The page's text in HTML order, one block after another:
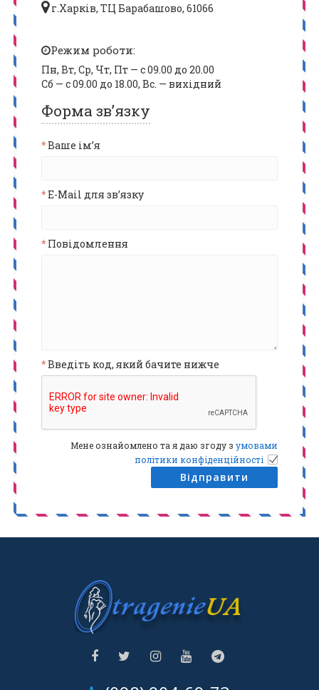
г.Харків, ТЦ Барабашово, 61066
Режим роботи:
Пн, Вт, Ср, Чт, Пт — с 09.00 до 20.00
Сб — с 09.00 до 18.00, Вс. — вихідний
Форма зв’язку
Ваше ім’я
E-Mail для зв’язку
Повідомлення
Введіть код, який бачите нижче
Мене ознайомлено та я даю згоду з умовами
політики конфіденційності